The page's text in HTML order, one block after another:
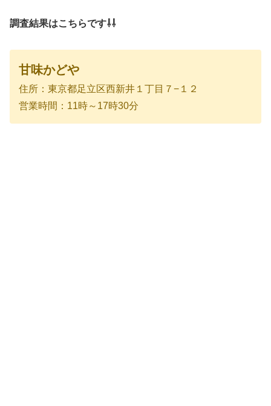
調査結果はこちらです⇩⇩
甘味かどや
住所：東京都足立区西新井１丁目７−１２
営業時間：11時～17時30分